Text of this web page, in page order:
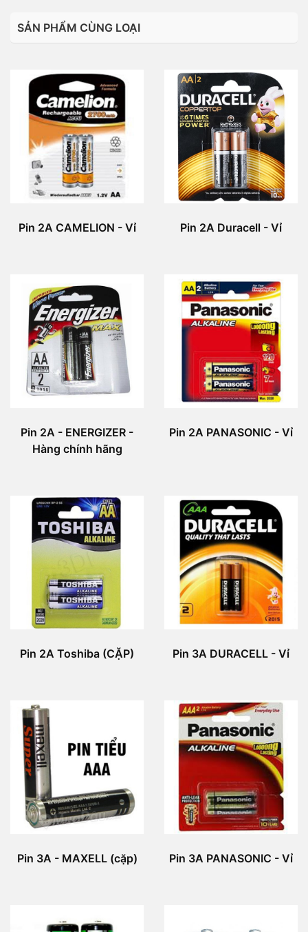
SẢN PHẨM CÙNG LOẠI
Pin 2A CAMELION - Vỉ Pin 2A Duracell - Vỉ
Pin 2A - ENERGIZER -
Hàng chính hãng
Pin 2A PANASONIC - Vỉ
Pin 2A Toshiba (CẶP) Pin 3A DURACELL - Vỉ
Pin 3A - MAXELL (cặp) Pin 3A PANASONIC - Vỉ